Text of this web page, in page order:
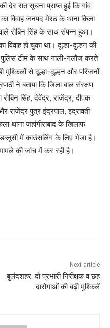
देर रात सूचना प्राप्त हुई कि गांव
का विवाह जनपद मेरठ के थाना किला
रोबिन सिंह के साथ संपन्न हुआ।
हो चुका था। दूल्हा-दुल्हन की
टीम के साथ गाली-गलौज करते
मुश्किलों से दूल्हा-दुल्हन और परिजनों
ने बताया कि जिला बाल संरक्षण
रोबिन सिंह, देवेंद्र, राजेंद्र, दीपक
राजेंद्र पुत्र इंद्रपाल, इंद्रावती
थाना जहांगीराबाद के खिलाफ
में काउंसलिंग के लिए भेजा है।
की जांच में कर रही है।
Next article
बुलंदशहर: दो प्रभारी निरीक्षक व छह
दारोगाओं की बढ़ी मुश्किलें